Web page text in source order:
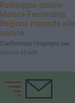
Raddoppio statale
Matera-Ferrandina,
Regione risponde alle
accuse
Confermato l'impegno per
questa strada